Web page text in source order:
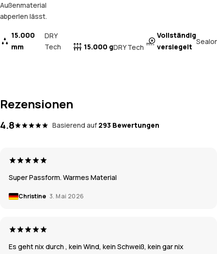
Außenmaterial
abperlen lässt.
15.000
mm
DRY
Tech
15.000 gDRY Tech
Vollständig
versiegelt
Rezensionen
4.8 Basierend auf 293 Bewertungen
Super Passform. Warmes Material
Christine 3. Mai 2026
Es geht nix durch , kein Wind, kein Schweiß, kein gar nix